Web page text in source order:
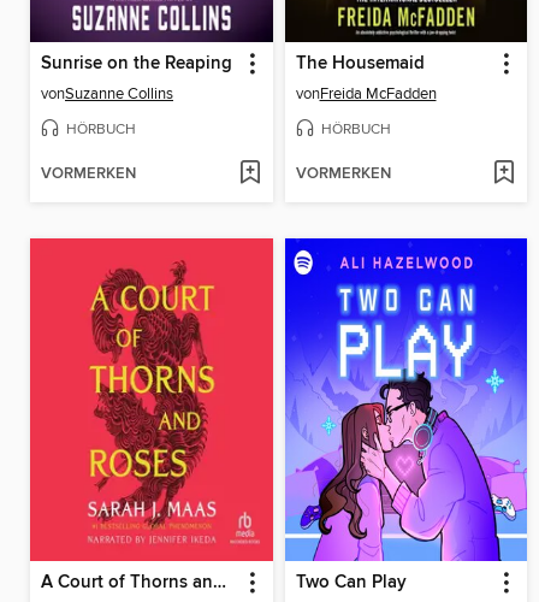
Sunrise on the Reaping
vonSuzanne Collins
HÖRBUCH
VORMERKEN
The Housemaid
vonFreida McFadden
HÖRBUCH
VORMERKEN
A Court of Thorns and Roses Two Can Play